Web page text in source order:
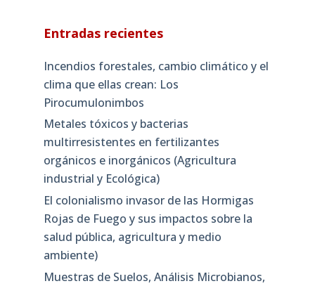
Entradas recientes
Incendios forestales, cambio climático y el
clima que ellas crean: Los
Pirocumulonimbos
Metales tóxicos y bacterias
multirresistentes en fertilizantes
orgánicos e inorgánicos (Agricultura
industrial y Ecológica)
El colonialismo invasor de las Hormigas
Rojas de Fuego y sus impactos sobre la
salud pública, agricultura y medio
ambiente)
Muestras de Suelos, Análisis Microbianos,